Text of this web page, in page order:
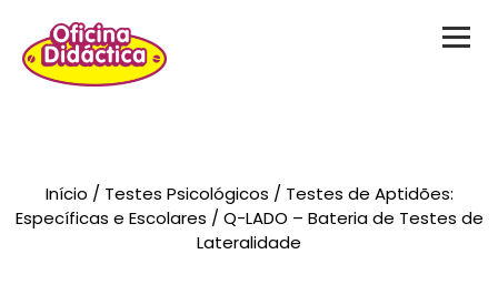
Brinquedos
Início / Testes Psicológicos / Testes de Aptidões:
Específicas e Escolares / Q-LADO – Bateria de Testes de
Lateralidade